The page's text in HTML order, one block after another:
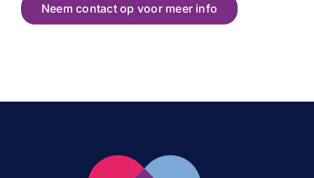
Neem contact op voor meer info